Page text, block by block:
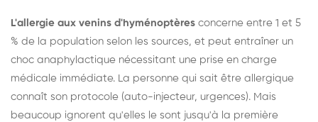
L'allergie aux venins d'hyménoptères concerne entre 1 et 5
% de la population selon les sources, et peut entraîner un
choc anaphylactique nécessitant une prise en charge
médicale immédiate. La personne qui sait être allergique
connaît son protocole (auto-injecteur, urgences). Mais
beaucoup ignorent qu'elles le sont jusqu'à la première